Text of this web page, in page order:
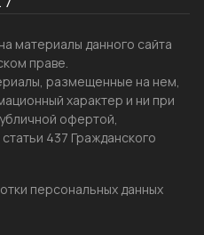
материалы данного сайта
праве.
размещенные на нем,
характер и ни при
офертой,
437 Гражданского
персональных данных